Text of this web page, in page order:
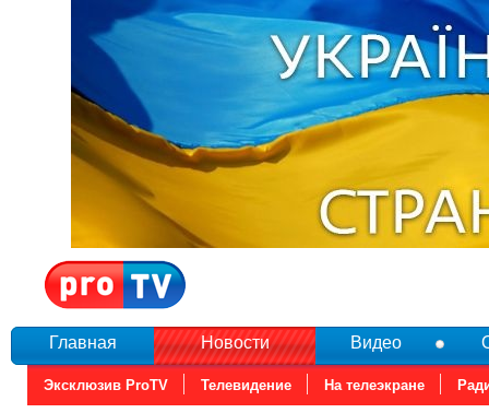
Главная Новости
Эксклюзив ProTV Телевидение На телеэкране
Видео